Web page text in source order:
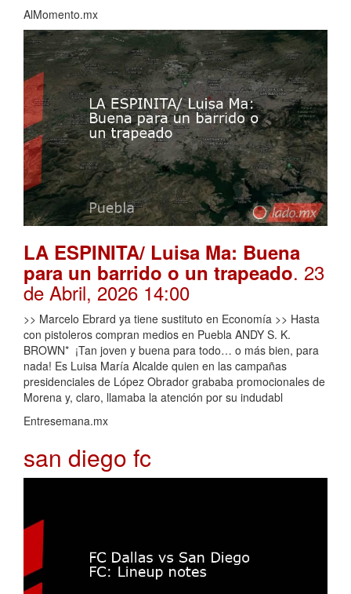
AlMomento.mx
LA ESPINITA/ Luisa Ma: Buena
para un barrido o un trapeado. 23
de Abril, 2026 14:00
>> Marcelo Ebrard ya tiene sustituto en Economía >> Hasta
con pistoleros compran medios en Puebla ANDY S. K.
BROWN* ¡Tan joven y buena para todo… o más bien, para
nada! Es Luisa María Alcalde quien en las campañas
presidenciales de López Obrador grababa promocionales de
Morena y, claro, llamaba la atención por su indudabl
Entresemana.mx
san diego fc